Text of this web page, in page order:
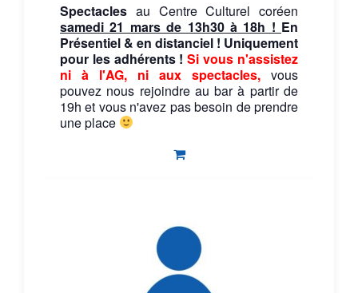
Spectacles au Centre Culturel coréen
samedi 21 mars de 13h30 à 18h ! En
Présentiel & en distanciel ! Uniquement
pour les adhérents ! Si vous n'assistez
ni à l'AG, ni aux spectacles, vous
pouvez nous rejoindre au bar à partir de
19h et vous n'avez pas besoin de prendre
une place